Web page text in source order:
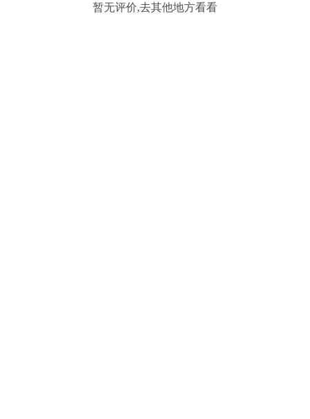
暂无评价,去其他地方看看